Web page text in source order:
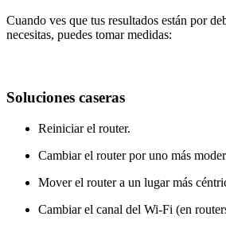
Cuando ves que tus resultados están por
necesitas, puedes tomar medidas:
Soluciones caseras
Reiniciar el router.
Cambiar el router por uno más
Mover el router a un lugar más
Cambiar el canal del Wi-Fi (en